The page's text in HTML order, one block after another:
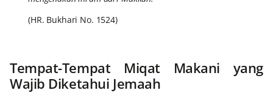
(HR. Bukhari No. 1524)
Tempat-Tempat Miqat Makani yang
Wajib Diketahui Jemaah